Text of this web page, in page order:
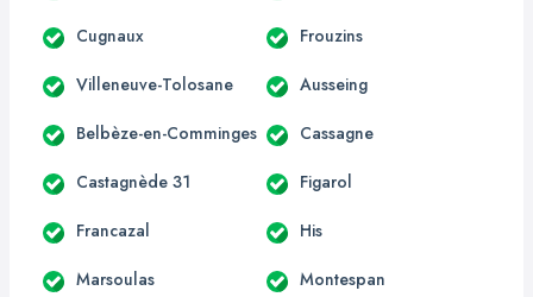
Cugnaux Frouzins
Villeneuve-Tolosane Ausseing
Belbèze-en-Comminges Cassagne
Castagnède 31 Figarol
Francazal His
Marsoulas Montespan